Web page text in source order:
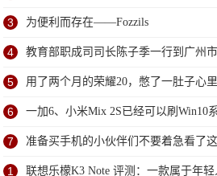
3 为便利而存在——Fozzils
4 教育部职成司司长陈子季一行到广州
研
5 用了两个月的荣耀20，憋了一肚子心
6 一加6、小米Mix 2S已经可以刷Win10
了？
7 准备买手机的小伙伴们不要着急看了
机吧
1 联想乐檬K3 Note 评测：一款属于年